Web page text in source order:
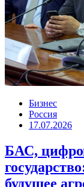
Бизнес
Россия
17.07.2026
БАС,
будущее